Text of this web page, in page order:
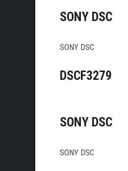
SONY DSC
SONY DSC
DSCF3279
SONY DSC
SONY DSC